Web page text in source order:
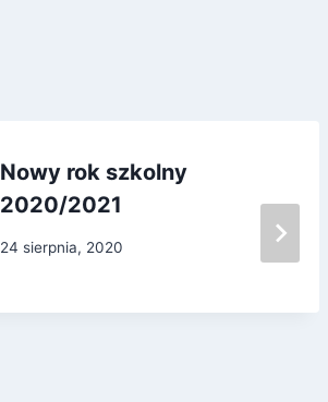
Nowy rok szkolny
2020/2021
24 sierpnia, 2020